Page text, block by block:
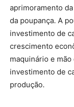
aprimoramento
da poupança. A
investimento de
crescimento
maquinário e
investimento de
produção.